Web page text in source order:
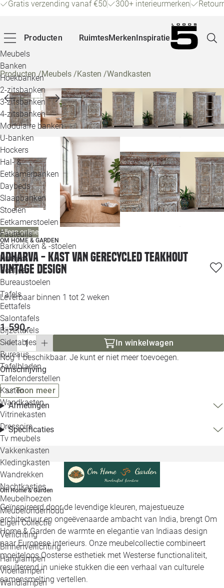
Gratis verzending vanaf €50 300+ interieurmerken
Producten
Meubels
Banken
Hoekbanken
2-zitsbanken
3-zitsbanken
4-zitsbanken
Modulaire banken
U-banken
Hockers
Hal- &
Eetkamerbanken
Daybeds
Slaapbanken
Stoelen
Eetkamerstoelen
Fauteuils
Barkrukken & -stoelen
Krukjes
Poefjes
Bureaustoelen
Tafels
Eettafels
Salontafels
Bijzettafels
Sidetables
Bureaus
Tafelbladen
Tafelonderstellen
Kasten
Wandkasten
Vitrinekasten
Dressoirs
Tv meubels
Vakkenkasten
Kledingkasten
Wandrekken
Nachtkastjes
Meubelhoezen
Meubelonderhoud
Eigen Collectie
Verlichting
Binnenverlichting
Hanglampen
Vloerlampen
Wandlampen
RuimtesMerkenInspiratie
Producten/Meubels /Kasten /Wandkasten
Alleen online
OM HOME & GARDEN
Adharva - Kast van Gerecycled Teakhout
Vintage Design
Leverbaar binnen 1 tot 2 weken
1.590,-
In winkelwagen
Nog 1 beschikbaar. Je kunt er niet meer toevoegen.
Omschrijving
Toon meer
Afmetingen
Specificaties
Om Home & Garden
Geïnspireerd door de levendige kleuren, majestueuze
architectuur en ongeëvenaarde ambacht van India, brengt Om
Home & Garden de warmte en elegantie van Indiaas design
naar Europese interieurs. Onze meubelcollectie combineert
moeiteloos Oosterse esthetiek met Westerse functionaliteit,
resulterend in unieke stukken die een verhaal van culturele
samensmelting vertellen.